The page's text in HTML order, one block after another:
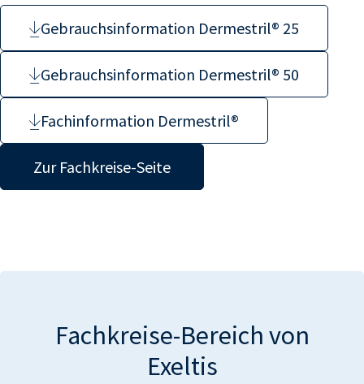
Gebrauchsinformation Dermestril® 25
Gebrauchsinformation Dermestril® 50
Fachinformation Dermestril®
Zur Fachkreise-Seite
Fachkreise-Bereich von
Exeltis